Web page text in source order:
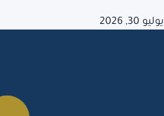
يوليو 30, 2026